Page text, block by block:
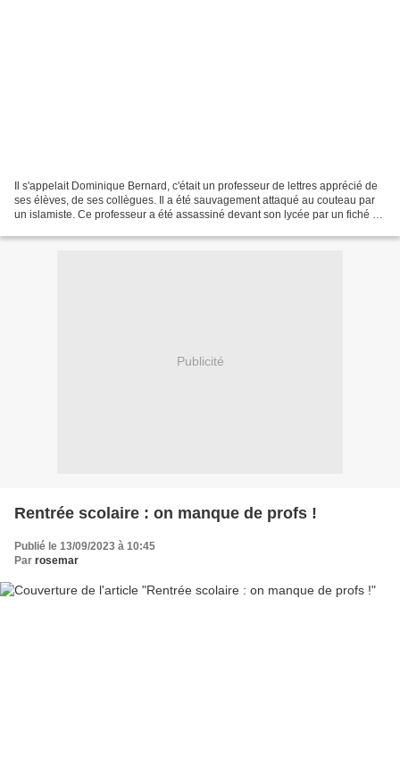
Il s'appelait Dominique Bernard, c'était un professeur de lettres apprécié de
ses élèves, de ses collègues. Il a été sauvagement attaqué au couteau par
un islamiste. Ce professeur a été assassiné devant son lycée par un fiché S :
Publicité
Rentrée scolaire : on manque de profs !
Publié le 13/09/2023 à 10:45
Par rosemar